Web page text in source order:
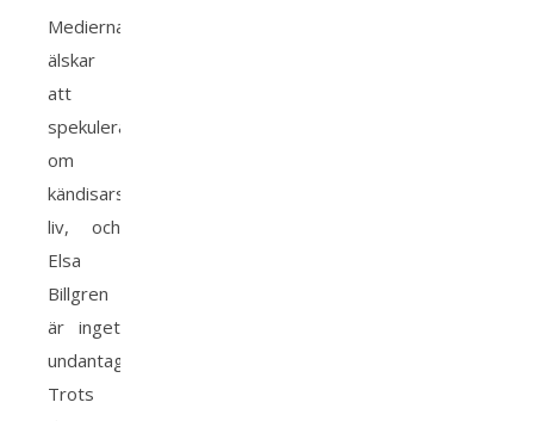
Medierna
älskar
att
spekulera
om
kändisars
liv, och
Elsa
Billgren
är inget
undantag.
Trots